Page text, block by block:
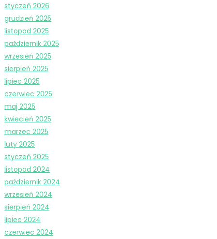
styczeń 2026
grudzień 2025
listopad 2025
październik 2025
wrzesień 2025
sierpień 2025
lipiec 2025
czerwiec 2025
maj 2025
kwiecień 2025
marzec 2025
luty 2025
styczeń 2025
listopad 2024
październik 2024
wrzesień 2024
sierpień 2024
lipiec 2024
czerwiec 2024